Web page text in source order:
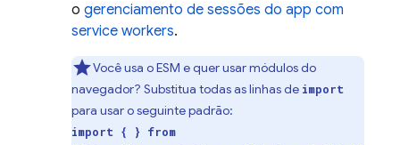
o gerenciamento de sessões do app com
service workers.
Você usa o ESM e quer usar módulos do
navegador? Substitua todas as linhas de import
para usar o seguinte padrão:
import { } from